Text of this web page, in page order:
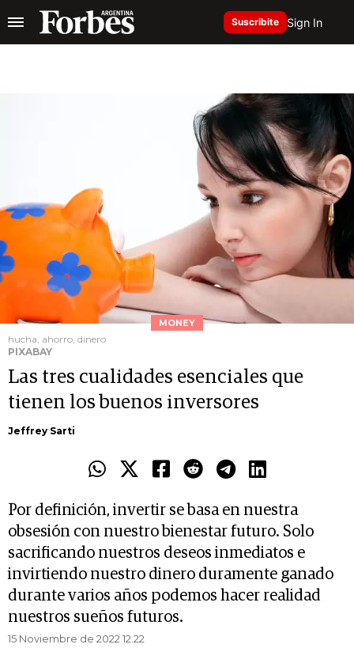
Suscribite Sign In
MONEY
hucha, ahorro, dinero
PIXABAY
Las tres cualidades esenciales que
tienen los buenos inversores
Jeffrey Sarti
Por definición, invertir se basa en nuestra
obsesión con nuestro bienestar futuro. Solo
sacrificando nuestros deseos inmediatos e
invirtiendo nuestro dinero duramente ganado
durante varios años podemos hacer realidad
nuestros sueños futuros.
15 Noviembre de 2022 12.22